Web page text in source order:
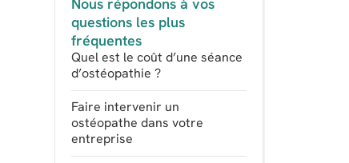
questions les plus
fréquentes
Quel est le coût d’une séance
d’ostéopathie ?
Faire intervenir un
ostéopathe dans votre
entreprise